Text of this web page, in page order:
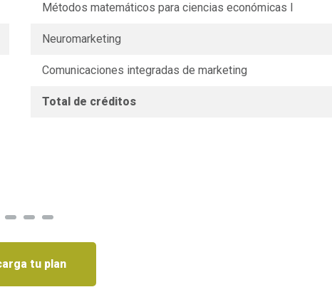
Métodos matemáticos para ciencias económicas I
Neuromarketing
Comunicaciones integradas de marketing
Total de créditos
tu plan